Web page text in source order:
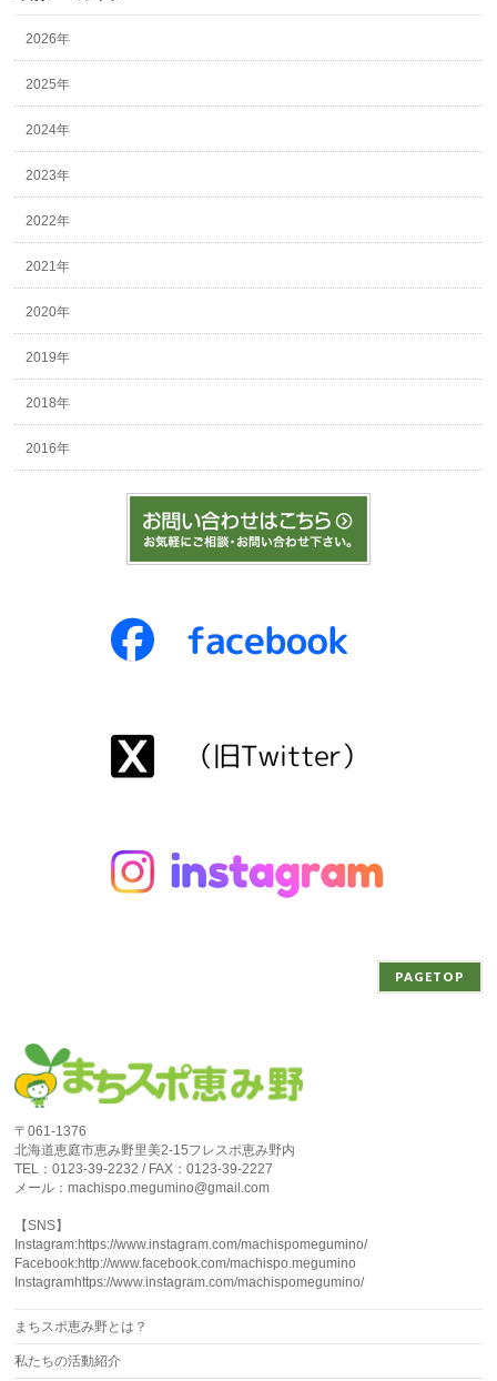
2026年
2025年
2024年
2023年
2022年
2021年
2020年
2019年
2018年
2016年
PAGETOP
〒061-1376
北海道恵庭市恵み野里美2-15フレスポ恵み野内
TEL：0123-39-2232 / FAX：0123-39-2227
メール：machispo.megumino@gmail.com
【SNS】
Instagram:https://www.instagram.com/machispomegumino/
Facebook:http://www.facebook.com/machispo.megumino
Instagramhttps://www.instagram.com/machispomegumino/
まちスポ恵み野とは？
私たちの活動紹介